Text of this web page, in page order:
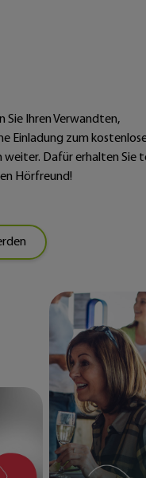
Sie Ihren Verwandten,
Einladung zum
weiter. Dafür erhalten Sie
Hörfreund!